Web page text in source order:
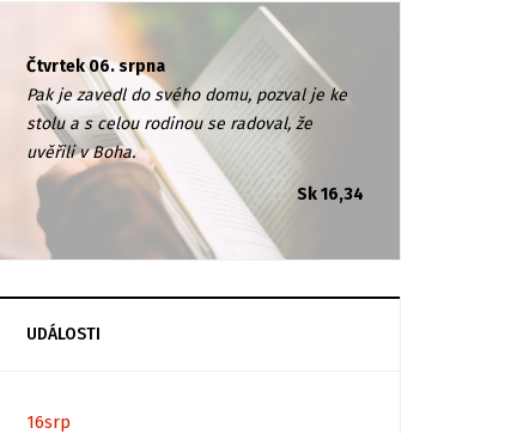
Čtvrtek 06. srpna
Pak je zavedl do svého domu, pozval je ke
stolu a s celou rodinou se radoval, že
uvěřili v Boha.
Sk 16,34
UDÁLOSTI
16srp